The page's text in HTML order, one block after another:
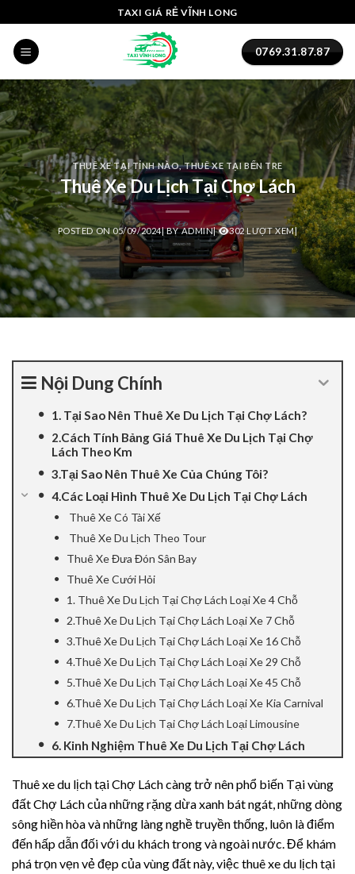
to
content
TAXI GIÁ RẺ VĨNH LONG
0769.31.87.87
THUÊ XE TẠI TỈNH NÀO,THUÊ XE TẠI BẾN TRE
Thuê Xe Du Lịch Tại Chợ Lách
POSTED ON05/09/2024|BYADMIN| 302 LƯỢT XEM|
Nội Dung Chính
1. Tại Sao Nên Thuê Xe Du Lịch Tại Chợ Lách?
2.Cách Tính Bảng Giá Thuê Xe Du Lịch Tại Chợ
Lách Theo Km
3.Tại Sao Nên Thuê Xe Của Chúng Tôi?
4.Các Loại Hình Thuê Xe Du Lịch Tại Chợ Lách
Thuê Xe Có Tài Xế
Thuê Xe Du Lịch Theo Tour
Thuê Xe Đưa Đón Sân Bay
Thuê Xe Cưới Hỏi
1. Thuê Xe Du Lịch Tại Chợ Lách Loại Xe 4 Chỗ
2.Thuê Xe Du Lịch Tại Chợ Lách Loại Xe 7 Chỗ
3.Thuê Xe Du Lịch Tại Chợ Lách Loại Xe 16 Chỗ
4.Thuê Xe Du Lịch Tại Chợ Lách Loại Xe 29 Chỗ
5.Thuê Xe Du Lịch Tại Chợ Lách Loại Xe 45 Chỗ
6.Thuê Xe Du Lịch Tại Chợ Lách Loại Xe Kia Carnival
7.Thuê Xe Du Lịch Tại Chợ Lách Loại Limousine
6. Kinh Nghiệm Thuê Xe Du Lịch Tại Chợ Lách
Thuê xe du lịch tại Chợ Lách càng trở nên phổ biến Tại vùng
đất Chợ Lách của những rặng dừa xanh bát ngát, những dòng
sông hiền hòa và những làng nghề truyền thống, luôn là điểm
đến hấp dẫn đối với du khách trong và ngoài nước. Để khám
phá trọn vẹn vẻ đẹp của vùng đất này, việc thuê xe du lịch tại